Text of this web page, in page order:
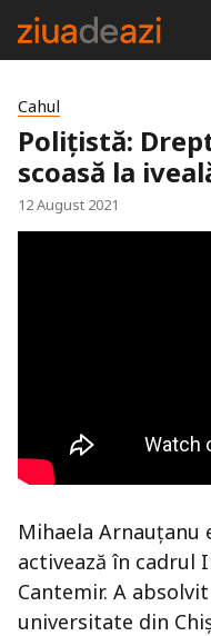
Cahul
Polițistă:
scoasă la
12 August 2021
Mihaela Arnauțanu
activează în cadrul
Cantemir. A
universitate din